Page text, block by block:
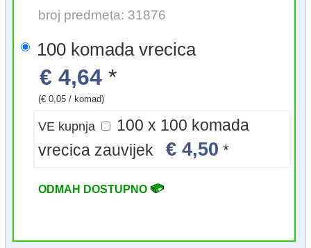
broj predmeta: 31876
100 komada vrecica
€ 4,64 *
(€ 0,05 / komad)
VE kupnja
100 x 100 komada
vrecica zauvijek€ 4,50 *
ODMAH DOSTUPNO